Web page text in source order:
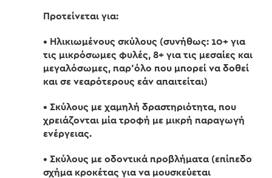
Προτείνεται για:
• Ηλικιωμένους σκύλους (συνήθως: 10+ για
τις μικρόσωμες φυλές, 8+ για τις μεσαίες και
μεγαλόσωμες, παρ’όλο που μπορεί να δοθεί
και σε νεαρότερους εάν απαιτείται)
• Σκύλους με χαμηλή δραστηριότητα, που
χρειάζονται μία τροφή με μικρή παραγωγή
ενέργειας.
• Σκύλους με οδοντικά προβλήματα (επίπεδο
σχήμα κροκέτας για να μουσκεύεται